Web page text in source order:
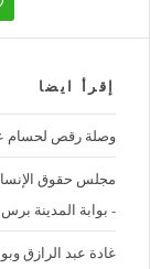
إقرأ ايضا
وصلة رقص لحسام
مجلس حقوق
- بوابة المدينة برس
غادة عبد الرازق